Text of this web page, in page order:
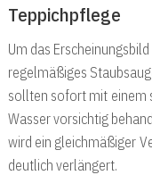
Teppichpflege
Um das
regelmäßiges
sollten sofort mit einem
Wasser vorsichtig
wird ein gleichmäßiger
deutlich verlängert.